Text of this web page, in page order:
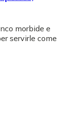
morbide e
servirle come